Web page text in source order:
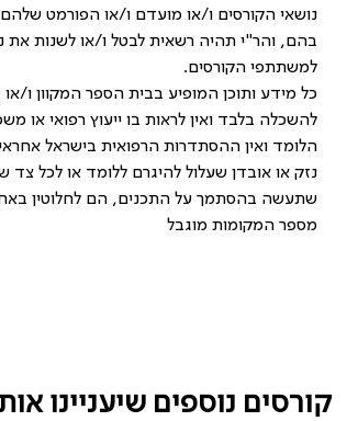
נושאי הקורסים ו/או מועדם ו/או הפורמט
בהם, והר"י תהיה רשאית לבטל ו/או לשנות את
למשתתפי הקורסים.
כל מידע ותוכן המופיע בבית הספר המקוון ו/
להשכלה בלבד ואין לראות בו ייעוץ רפואי או
הלומד ואין ההסתדרות הרפואית בישראל
נזק או אובדן שעלול להיגרם ללומד או לכל
שתעשה בהסתמך על התכנים, הם לחלוטין
מספר המקומות מוגבל
קורסים נוספים שיעניינו